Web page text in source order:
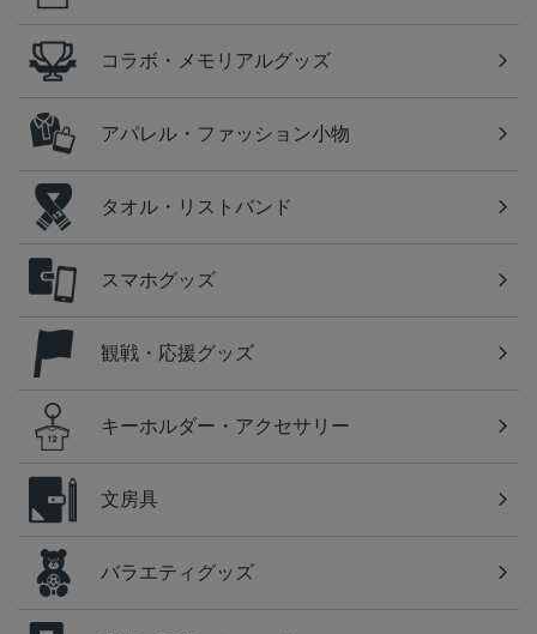
コラボ・メモリアルグッズ
アパレル・ファッション小物
タオル・リストバンド
スマホグッズ
観戦・応援グッズ
キーホルダー・アクセサリー
文房具
バラエティグッズ